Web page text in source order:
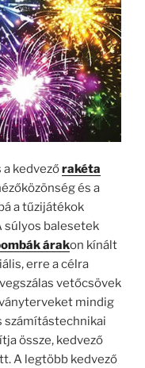
kedvezőrakéta
és a
a tűzijátékok
súlyos balesetek
árakon kínált
erre a célra
vetőcsövek
mindig
számítástechnikai
össze, kedvező
A legtöbb kedvező